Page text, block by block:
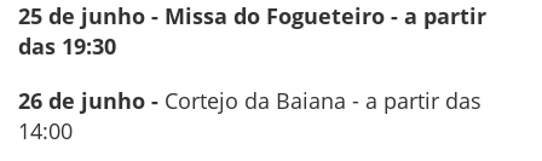
25 de junho - Missa do Fogueteiro - a partir
das 19:30
26 de junho - Cortejo da Baiana - a partir das
14:00